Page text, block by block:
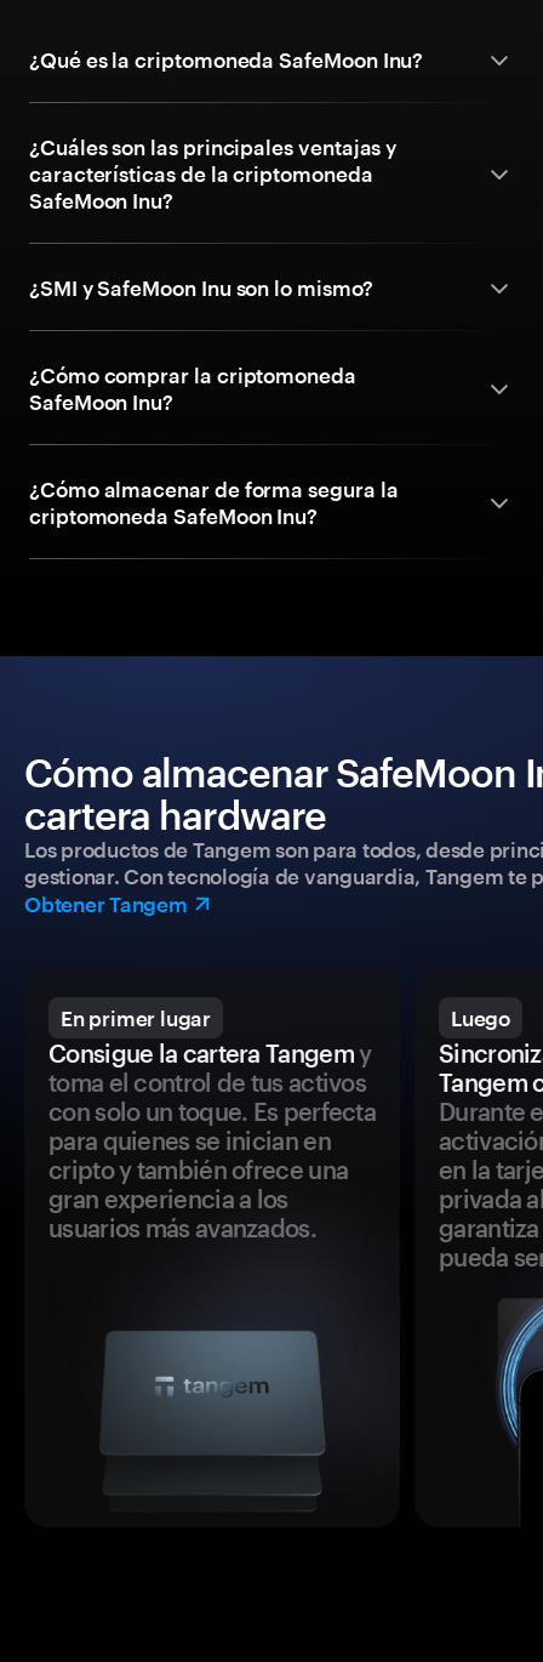
¿Qué es la criptomoneda SafeMoon Inu?
¿Cuáles son las principales ventajas y
características de la criptomoneda
SafeMoon Inu?
¿SMI y SafeMoon Inu son lo mismo?
¿Cómo comprar la criptomoneda
SafeMoon Inu?
¿Cómo almacenar de forma segura la
criptomoneda SafeMoon Inu?
Cómo almacenar SafeMoon
cartera hardware
Los productos de Tangem son para todos, desde
gestionar. Con tecnología de vanguardia, Tangem
Obtener Tangem
En primer lugar
Consigue la cartera Tangemy
toma el control de tus activos
con solo un toque. Es perfecta
para quienes se inician en
cripto y también ofrece una
gran experiencia a los
usuarios más avanzados.
Luego
Tangem
Durante
en la
privada
pueda